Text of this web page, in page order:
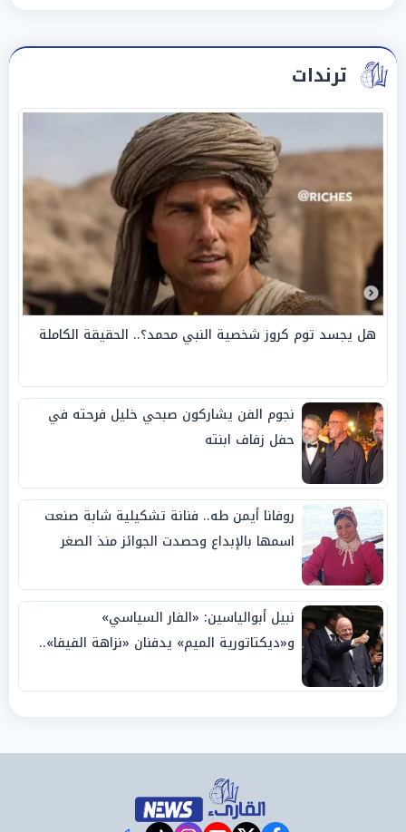
ترندات
هل يجسد توم كروز شخصية النبي محمد؟.. الحقيقة الكاملة
نجوم الفن يشاركون صبحي خليل فرحته في
حفل زفاف ابنته
روفانا أيمن طه.. فنانة تشكيلية شابة صنعت
اسمها بالإبداع وحصدت الجوائز منذ الصغر
نبيل أبوالياسين: «الفار السياسي»
و«ديكتاتورية الميم» يدفنان «نزاهة الفيفا»..